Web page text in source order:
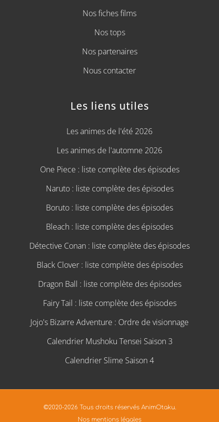
Nos fiches films
Nos tops
Nos partenaires
Nous contacter
Les liens utiles
Les animes de l'été 2026
Les animes de l'automne 2026
One Piece : liste complète des épisodes
Naruto : liste complète des épisodes
Boruto : liste complète des épisodes
Bleach : liste complète des épisodes
Détective Conan : liste complète des épisodes
Black Clover : liste complète des épisodes
Dragon Ball : liste complète des épisodes
Fairy Tail : liste complète des épisodes
Jojo's Bizarre Adventure : Ordre de visionnage
Calendrier Mushoku Tensei Saison 3
Calendrier Slime Saison 4
©2020-2026 Tous droits réservés AnimOtaku.
Nos mentions légales